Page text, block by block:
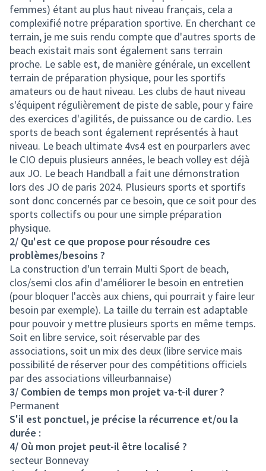
femmes) étant au plus haut niveau français, cela a
complexifié notre préparation sportive. En cherchant ce
terrain, je me suis rendu compte que d'autres sports de
beach existait mais sont également sans terrain
proche. Le sable est, de manière générale, un excellent
terrain de préparation physique, pour les sportifs
amateurs ou de haut niveau. Les clubs de haut niveau
s'équipent régulièrement de piste de sable, pour y faire
des exercices d'agilités, de puissance ou de cardio. Les
sports de beach sont également représentés à haut
niveau. Le beach ultimate 4vs4 est en pourparlers avec
le CIO depuis plusieurs années, le beach volley est déjà
aux JO. Le beach Handball a fait une démonstration
lors des JO de paris 2024. Plusieurs sports et sportifs
sont donc concernés par ce besoin, que ce soit pour des
sports collectifs ou pour une simple préparation
physique.
2/ Qu'est ce que propose pour résoudre ces
problèmes/besoins ?
La construction d'un terrain Multi Sport de beach,
clos/semi clos afin d'améliorer le besoin en entretien
(pour bloquer l'accès aux chiens, qui pourrait y faire leur
besoin par exemple). La taille du terrain est adaptable
pour pouvoir y mettre plusieurs sports en même temps.
Soit en libre service, soit réservable par des
associations, soit un mix des deux (libre service mais
possibilité de réserver pour des compétitions officiels
par des associations villeurbannaise)
3/ Combien de temps mon projet va-t-il durer ?
Permanent
S'il est ponctuel, je précise la récurrence et/ou la
durée :
4/ Où mon projet peut-il être localisé ?
secteur Bonnevay